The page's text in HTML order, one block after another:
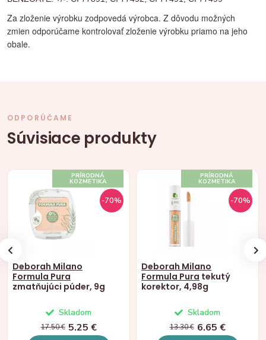
Za zloženie výrobku zodpovedá výrobca. Z dôvodu možných
zmien odporúčame kontrolovať zloženie výrobku priamo na jeho
obale.
ODPORÚČAME
Súvisiace produkty
PRÍRODNÁ
KOZMETIKA
-70%
Deborah Milano
Formula Pura
zmatňujúci púder, 9g
Skladom
17.50 € 5.25 €
PRÍRODNÁ
KOZMETIKA
-70%
Deborah Milano
Formula Pura tekutý
korektor, 4,98g
Skladom
13.30 € 6.65 €